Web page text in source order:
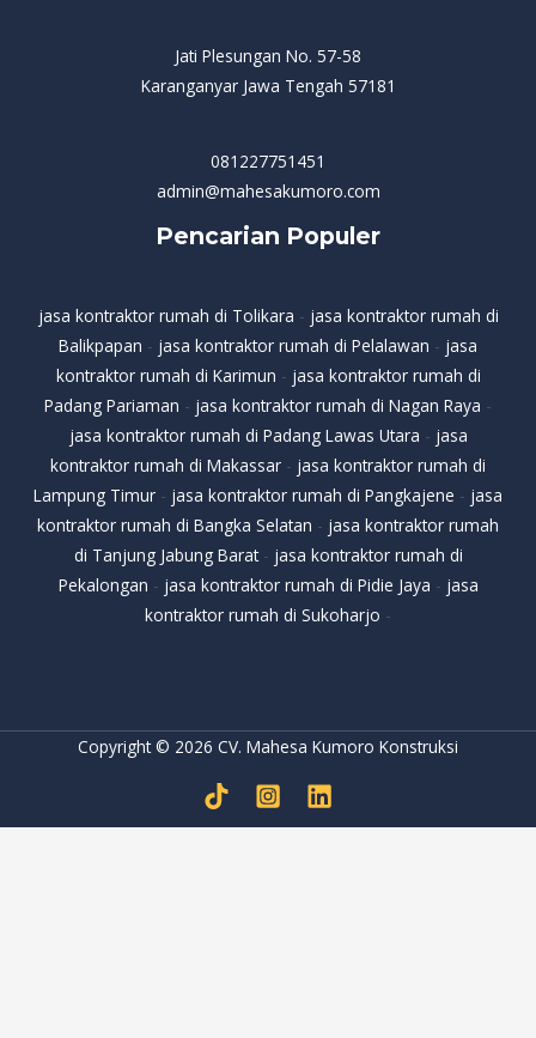
Jati Plesungan No. 57-58
Karanganyar Jawa Tengah 57181
081227751451
admin@mahesakumoro.com
Pencarian Populer
jasa kontraktor rumah di Tolikara - jasa kontraktor rumah di
Balikpapan - jasa kontraktor rumah di Pelalawan - jasa
kontraktor rumah di Karimun - jasa kontraktor rumah di
Padang Pariaman - jasa kontraktor rumah di Nagan Raya -
jasa kontraktor rumah di Padang Lawas Utara - jasa
kontraktor rumah di Makassar - jasa kontraktor rumah di
Lampung Timur - jasa kontraktor rumah di Pangkajene - jasa
kontraktor rumah di Bangka Selatan - jasa kontraktor rumah
di Tanjung Jabung Barat- jasa kontraktor rumah di
Pekalongan - jasa kontraktor rumah di Pidie Jaya - jasa
kontraktor rumah di Sukoharjo -
Copyright © 2026 CV. Mahesa Kumoro Konstruksi